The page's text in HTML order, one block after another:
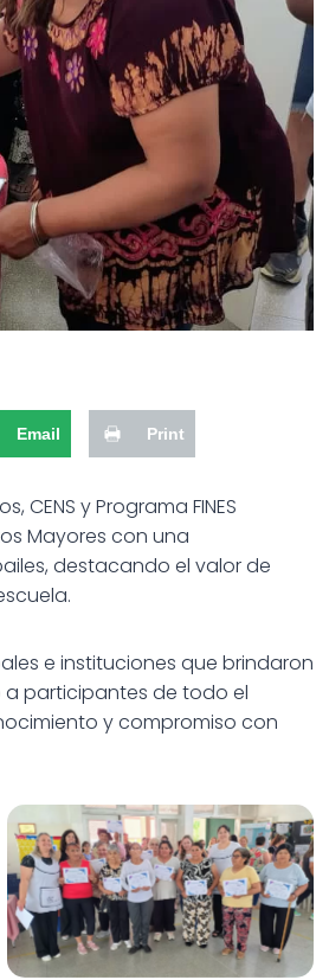
Email Print
CENS y Programa FINES
Mayores con una
destacando el valor de
e instituciones que brindaron
participantes de todo el
y compromiso con
Celebración por los 52 Años
de la Educación de Jóvenes y
Adultos